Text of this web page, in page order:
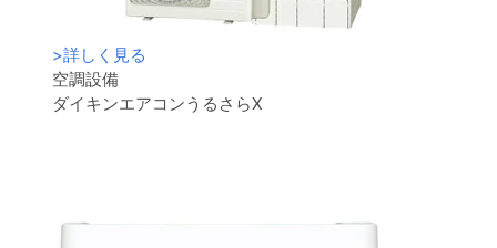
>詳しく見る
空調設備
ダイキンエアコンうるさらX